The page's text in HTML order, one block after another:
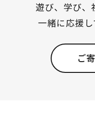
遊び、学び、
一緒に応援
ご